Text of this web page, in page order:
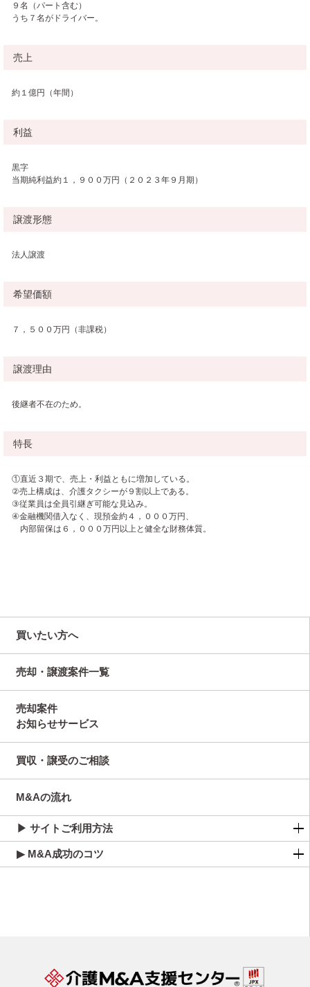
９名（パート含む）
うち７名がドライバー。
売上
約１億円（年間）
利益
黒字
当期純利益約１，９００万円（２０２３年９月期）
譲渡形態
法人譲渡
希望価額
７，５００万円（非課税）
譲渡理由
後継者不在のため。
特長
①直近３期で、売上・利益ともに増加している。
②売上構成は、介護タクシーが９割以上である。
③従業員は全員引継ぎ可能な見込み。
④金融機関借入なく、現預金約４，０００万円、
内部留保は６，０００万円以上と健全な財務体質。
買いたい方へ
売却・譲渡案件一覧
売却案件
お知らせサービス
買収・譲受のご相談
M&Aの流れ
▶ サイトご利用方法
▶ M&A成功のコツ